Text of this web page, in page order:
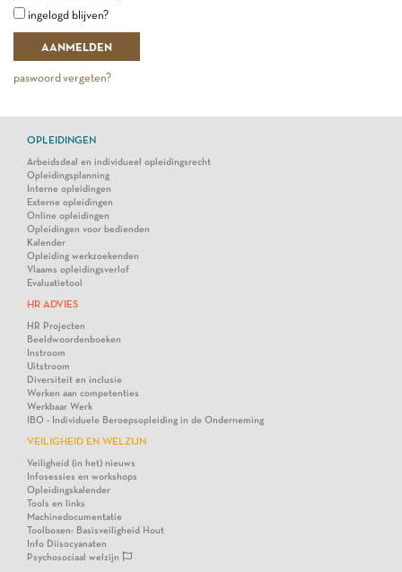
ingelogd blijven?
paswoord vergeten?
OPLEIDINGEN
Arbeidsdeal en individueel opleidingsrecht
Opleidingsplanning
Interne opleidingen
Externe opleidingen
Online opleidingen
Opleidingen voor bedienden
Kalender
Opleiding werkzoekenden
Vlaams opleidingsverlof
Evaluatietool
HR ADVIES
HR Projecten
Beeldwoordenboeken
Instroom
Uitstroom
Diversiteit en inclusie
Werken aan competenties
Werkbaar Werk
IBO - Individuele Beroepsopleiding in de Onderneming
VEILIGHEID EN WELZIJN
Veiligheid (in het) nieuws
Infosessies en workshops
Opleidingskalender
Tools en links
Machinedocumentatie
Toolboxen: Basisveiligheid Hout
Info Diisocyanaten
Psychosociaal welzijn